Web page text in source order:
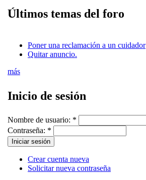
Últimos temas del foro
Poner una reclamación a un cuidador
Quitar anuncio.
más
Inicio de sesión
Nombre de usuario: *
Contraseña: *
Crear cuenta nueva
Solicitar nueva contraseña